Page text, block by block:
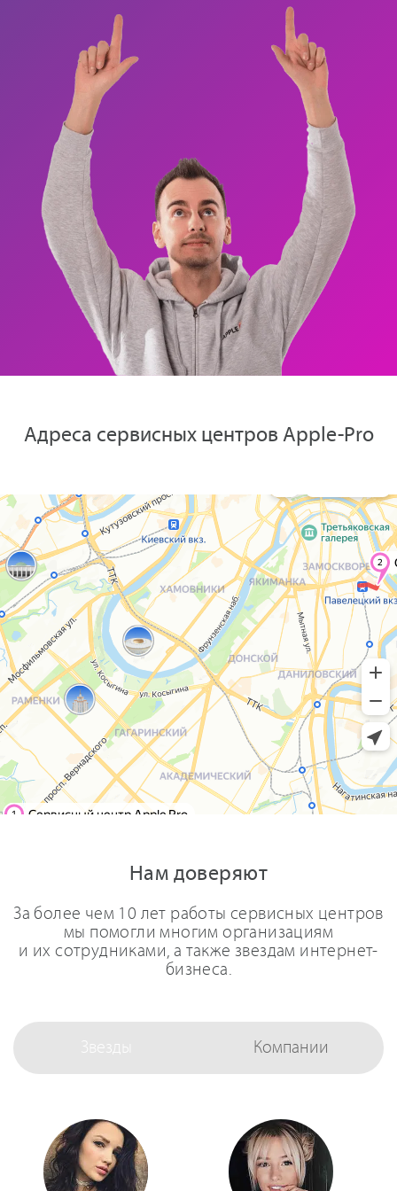
Адреса сервисных центров Apple-Pro
Нам доверяют
За более чем 10 лет работы сервисных центров
мы помогли многим организациям
и их сотрудниками, а также звездам интернет-
бизнеса.
Звезды Компании